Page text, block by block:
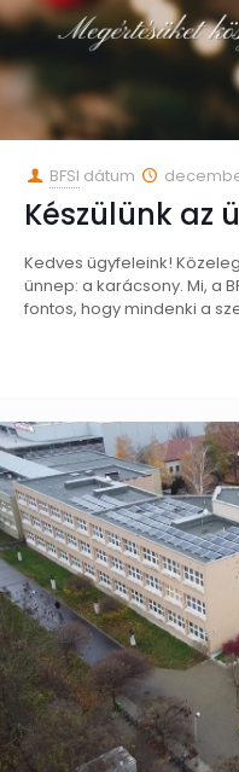
BFSI dátum
Készülünk az
Kedves ügyfeleink!
ünnep: a karácsony. Mi, a
fontos, hogy mindenki a